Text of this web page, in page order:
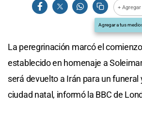
+
Agregar a tus
La peregrinación marcó el
establecido en homenaje a
será devuelto a Irán para un funeral
ciudad natal, informó la BBC de